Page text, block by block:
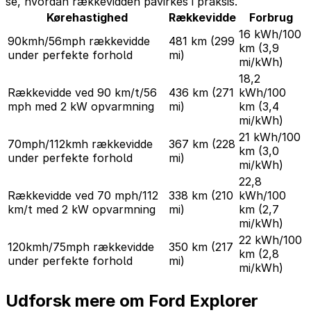
Kørehastighed
Rækkevidde
Forbrug
90kmh/56mph rækkevidde
under perfekte forhold
481 km (299
mi)
16 kWh/100
km (3,9
mi/kWh)
Rækkevidde ved 90 km/t/56
mph med 2 kW opvarmning
436 km (271
mi)
18,2
kWh/100
km (3,4
mi/kWh)
70mph/112kmh rækkevidde
under perfekte forhold
367 km (228
mi)
21 kWh/100
km (3,0
mi/kWh)
Rækkevidde ved 70 mph/112
km/t med 2 kW opvarmning
338 km (210
mi)
22,8
kWh/100
km (2,7
mi/kWh)
120kmh/75mph rækkevidde
under perfekte forhold
350 km (217
mi)
22 kWh/100
km (2,8
mi/kWh)
Udforsk mere om Ford Explorer